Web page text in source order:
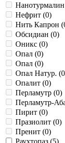
Нефрит (0)
Нить Капрон (
Обсидиан (0)
Оникс (0)
Опал (0)
Опал (0)
Опал Натур. (0
Опалит (0)
Перламутр (0)
Перламутр-
Пирит (0)
Празиолит (0)
Пренит (0)
Раухтопаз (5)